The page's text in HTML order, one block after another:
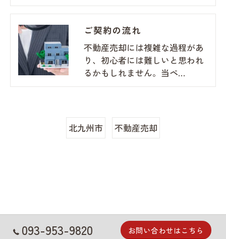
ご契約の流れ
不動産売却には複雑な過程があ
り、初心者には難しいと思われ
るかもしれません。当ペ…
北九州市 不動産売却
093-953-9820 お問い合わせはこちら